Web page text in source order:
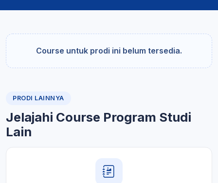
Course untuk prodi ini belum tersedia.
PRODI LAINNYA
Jelajahi Course Program Studi
Lain